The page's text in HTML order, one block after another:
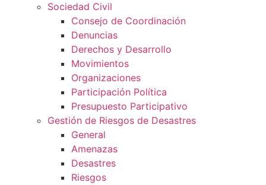
Sociedad Civil
Consejo de Coordinación
Denuncias
Derechos y Desarrollo
Movimientos
Organizaciones
Participación Política
Presupuesto Participativo
Gestión de Riesgos de Desastres
General
Amenazas
Desastres
Riesgos